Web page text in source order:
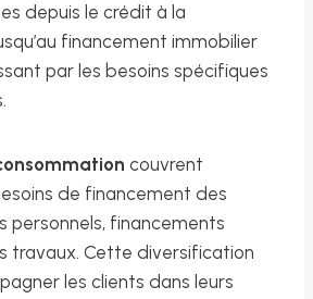
depuis le crédit à la
financement immobilier
par les besoins spécifiques
couvrent
de financement des
personnels, financements
travaux. Cette diversification
les clients dans leurs